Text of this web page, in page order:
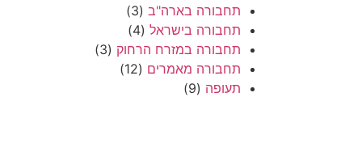
תחבורה בארה"ב (3)
תחבורה בישראל (4)
תחבורה במזרח הרחוק (3)
תחבורה מאמרים (12)
תעופה (9)